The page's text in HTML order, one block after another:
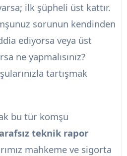
ilk şüpheli üst kattır.
sorunun kendinden
ediyorsa veya üst
ne yapmalısınız?
tartışmak
bu tür komşu
teknik rapor
mahkeme ve sigorta